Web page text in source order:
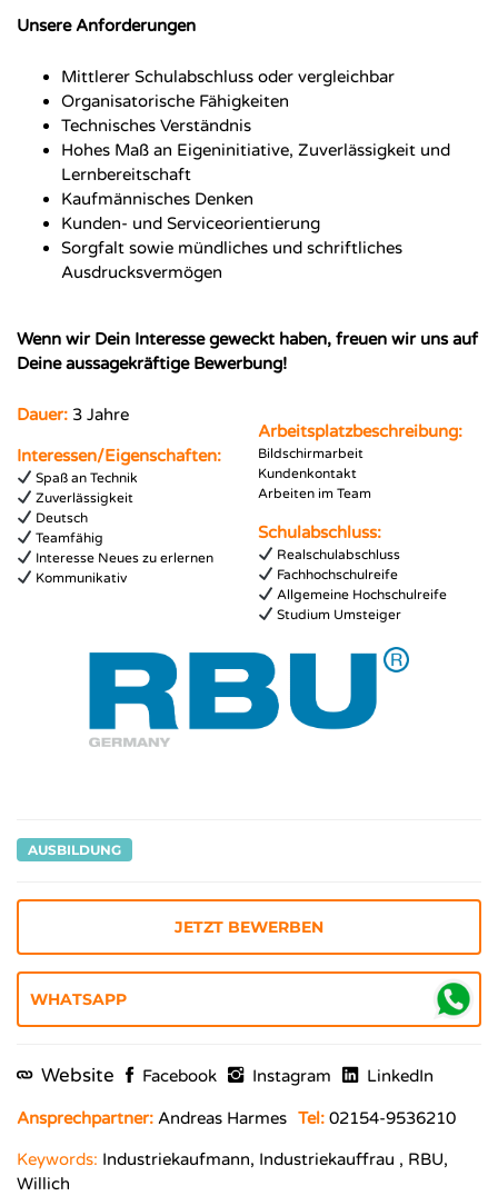
Unsere Anforderungen
Mittlerer Schulabschluss oder vergleichbar
Organisatorische Fähigkeiten
Technisches Verständnis
Hohes Maß an Eigeninitiative, Zuverlässigkeit und
Lernbereitschaft
Kaufmännisches Denken
Kunden- und Serviceorientierung
Sorgfalt sowie mündliches und schriftliches
Ausdrucksvermögen
Wenn wir Dein Interesse geweckt haben, freuen wir uns auf
Deine aussagekräftige Bewerbung!
Arbeitsplatzbeschreibung:
Bildschirmarbeit
Kundenkontakt
Arbeiten im Team
Dauer: 3 Jahre
Interessen/Eigenschaften:
Spaß an Technik
Zuverlässigkeit
Deutsch
Teamfähig
Interesse Neues zu erlernen
Kommunikativ
Schulabschluss:
Realschulabschluss
Fachhochschulreife
Allgemeine Hochschulreife
Studium Umsteiger
AUSBILDUNG
JETZT BEWERBEN
Website Facebook Instagram LinkedIn
Ansprechpartner: Andreas Harmes Tel: 02154-9536210
Keywords: Industriekaufmann, Industriekauffrau , RBU,
Willich